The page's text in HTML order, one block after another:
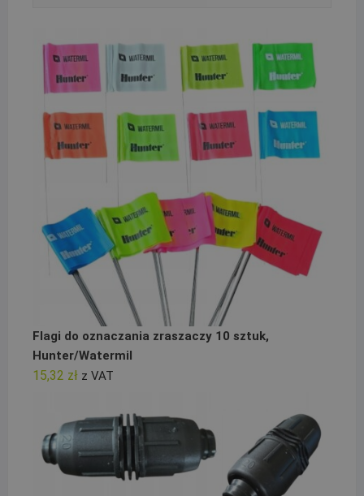
Flagi do oznaczania zraszaczy 10 sztuk,
Hunter/Watermil
15,32 zł z VAT